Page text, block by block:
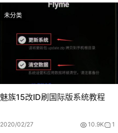
未分类
魅族15改ID刷国际版系统教程
2020/02/27 10.9K 1